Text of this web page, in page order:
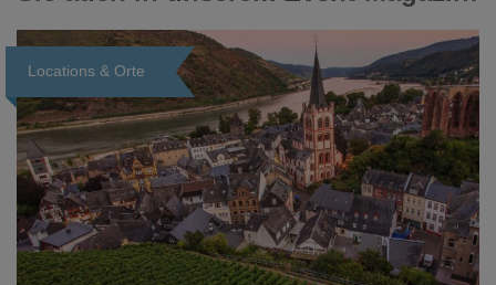
Locations & Orte
Loading...